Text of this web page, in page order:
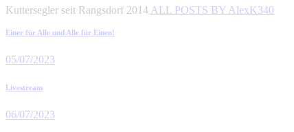
Kuttersegler seit Rangsdorf 2014 ALL POSTS BY AlexK340
Beitragsnavigation
Previous
Einer für Alle und Alle für Einen!
05/07/2023
Next
Livestream
06/07/2023